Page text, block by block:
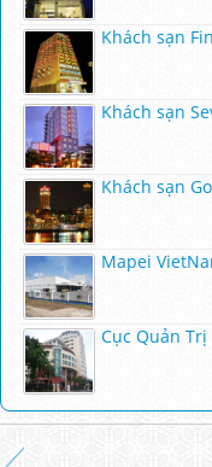
Khách sạn
Khách sạn
Khách sạn
Mapei
Cục Quản Trị